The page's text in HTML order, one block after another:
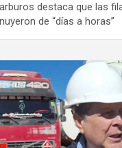
destaca que las
de “días a horas”